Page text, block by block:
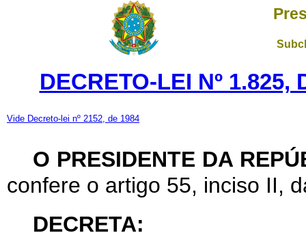
DECRETO-LEI Nº 1.825,
Vide Decreto-lei nº 2152, de 1984
O PRESIDENTE DA
confere o artigo 55, inciso II,
DECRETA: